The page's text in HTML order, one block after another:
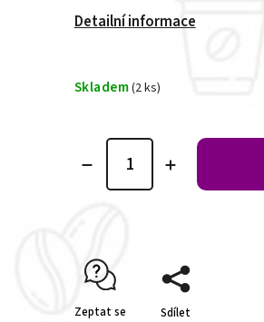
Detailní informace
Skladem(2 ks)
Zeptat se Sdílet